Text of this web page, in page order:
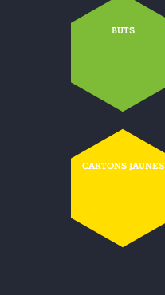
BUTS
CARTONS JAUNES